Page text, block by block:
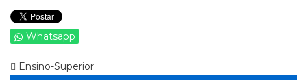
Whatsapp
Ensino-Superior